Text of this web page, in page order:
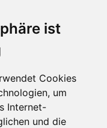
ist
Cookies
um
Internet-
und die
Signatur